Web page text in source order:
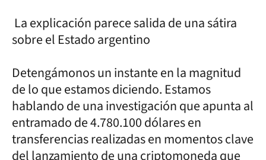
La explicación parece salida de una sátira
sobre el Estado argentino
Detengámonos un instante en la magnitud
de lo que estamos diciendo. Estamos
hablando de una investigación que apunta al
entramado de 4.780.100 dólares en
transferencias realizadas en momentos clave
del lanzamiento de una criptomoneda que